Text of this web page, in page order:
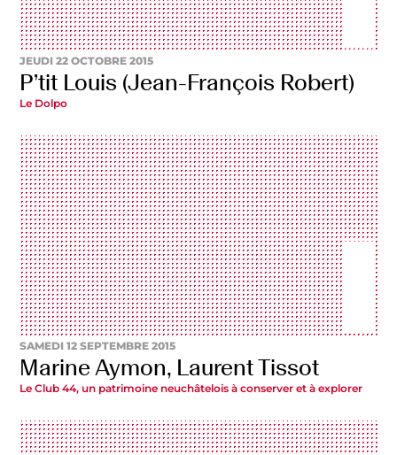
JEUDI 22 OCTOBRE 2015
P’tit Louis (Jean-François Robert)
Le Dolpo
SAMEDI 12 SEPTEMBRE 2015
Marine Aymon, Laurent Tissot
Le Club 44, un patrimoine neuchâtelois à conserver et à explorer